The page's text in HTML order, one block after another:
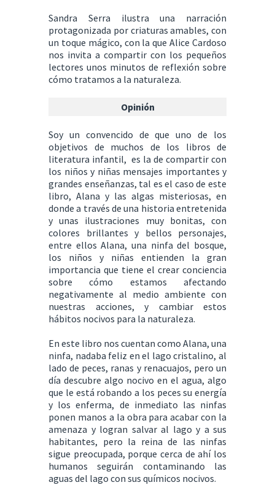
Sandra Serra ilustra una narración
protagonizada por criaturas amables, con
un toque mágico, con la que Alice Cardoso
nos invita a compartir con los pequeños
lectores unos minutos de reflexión sobre
cómo tratamos a la naturaleza.
Opinión
Soy un convencido de que uno de los
objetivos de muchos de los libros de
literatura infantil, es la de compartir con
los niños y niñas mensajes importantes y
grandes enseñanzas, tal es el caso de este
libro, Alana y las algas misteriosas, en
donde a través de una historia entretenida
y unas ilustraciones muy bonitas, con
colores brillantes y bellos personajes,
entre ellos Alana, una ninfa del bosque,
los niños y niñas entienden la gran
importancia que tiene el crear conciencia
sobre cómo estamos afectando
negativamente al medio ambiente con
nuestras acciones, y cambiar estos
hábitos nocivos para la naturaleza.
En este libro nos cuentan como Alana, una
ninfa, nadaba feliz en el lago cristalino, al
lado de peces, ranas y renacuajos, pero un
día descubre algo nocivo en el agua, algo
que le está robando a los peces su energía
y los enferma, de inmediato las ninfas
ponen manos a la obra para acabar con la
amenaza y logran salvar al lago y a sus
habitantes, pero la reina de las ninfas
sigue preocupada, porque cerca de ahí los
humanos seguirán contaminando las
aguas del lago con sus químicos nocivos.